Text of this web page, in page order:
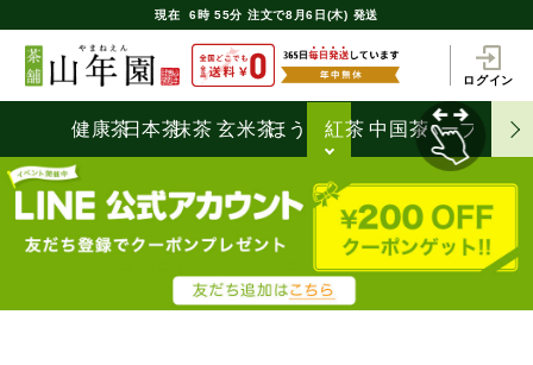
現在 6時 55分 注文で8月6日(木) 発送
ログイン
健康茶日本茶抹茶 玄米茶ほうじ茶
紅茶 中国茶ハーブティ